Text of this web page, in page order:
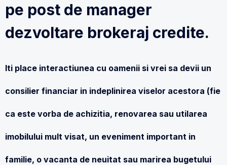
pe post de manager
dezvoltare brokeraj credite.
Iti place interactiunea cu oamenii si vrei sa devii un
consilier financiar in indeplinirea viselor acestora (fie
ca este vorba de achizitia, renovarea sau utilarea
imobilului mult visat, un eveniment important in
familie, o vacanta de neuitat sau marirea bugetului